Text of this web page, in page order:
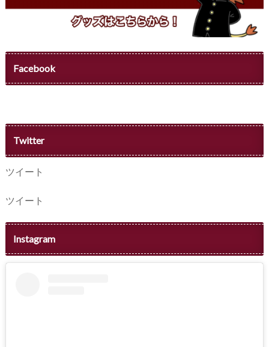
Facebook
Twitter
ツイート
ツイート
Instagram